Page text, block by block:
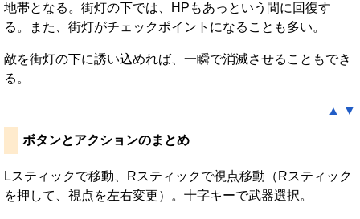
地帯となる。街灯の下では、HPもあっという間に回復す
る。また、街灯がチェックポイントになることも多い。
敵を街灯の下に誘い込めれば、一瞬で消滅させることもでき
る。
▲ ▼
ボタンとアクションのまとめ
Lスティックで移動、Rスティックで視点移動（Rスティック
を押して、視点を左右変更）。十字キーで武器選択。